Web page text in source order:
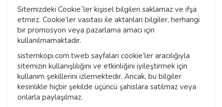
Sitemizdeki Cookie´ler kişisel bilgileri saklamaz ve ifşa
etmez. Cookie’ler vasıtası ile aktarılan bilgiler, herhangi
bir promosyon veya pazarlama amacı için
kullanılmamaktadır.
sistemkopi.com.tweb sayfaları cookie’ler aracılığıyla
sitemizin kullanışlılığını ve etkinliğini iyileştirmek için
kullanım şekillerini izlemektedir. Ancak, bu bilgiler
kesinlikle hiçbir şekilde üçüncü şahıslara satılmaz veya
onlarla paylaşılmaz.